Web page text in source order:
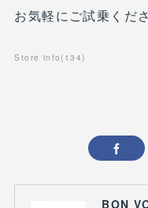
お気軽にご試乗くだ
Store info ( 134)